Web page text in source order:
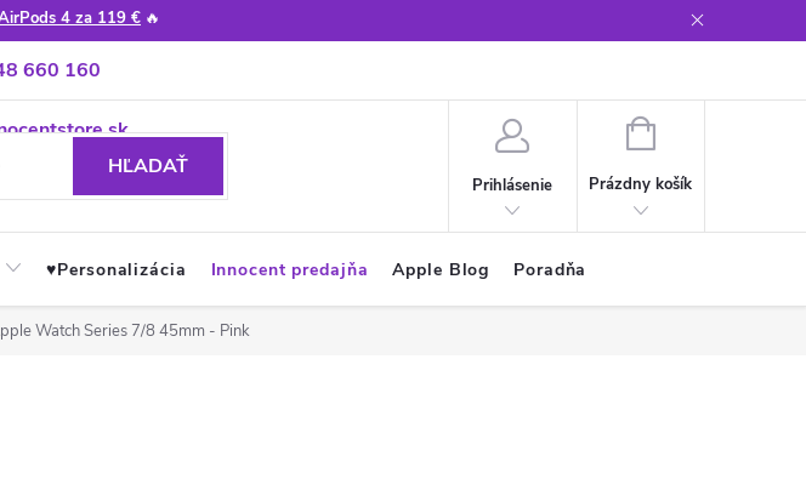
4 za 119 € 🔥
660 160
a tipy
HĽADAŤ
Prihlásenie
NÁKUPNÝ
Prázdny košík
♥︎Personalizácia Innocent predajňa Apple Blog Poradňa
Watch Series 7/8 45mm - Pink